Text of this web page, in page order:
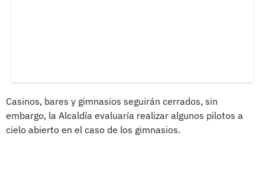
Casinos, bares y gimnasios seguirán cerrados, sin
embargo, la Alcaldía evaluaría realizar algunos pilotos a
cielo abierto en el caso de los gimnasios.